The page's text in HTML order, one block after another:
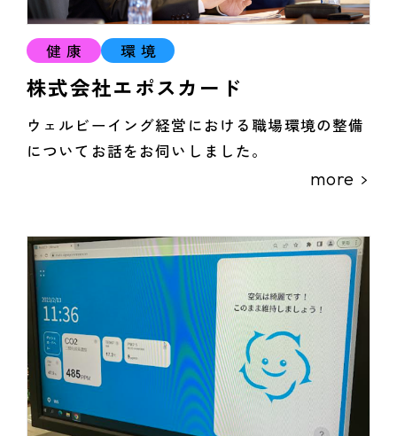
健康 環境
株式会社エポスカード
ウェルビーイング経営における職場環境の整備
についてお話をお伺いしました。
more